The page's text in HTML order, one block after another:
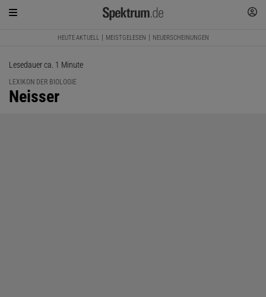
HEUTE AKTUELL MEISTGELESEN NEUERSCHEINUNGEN
Lesedauer ca. 1 Minute
LEXIKON DER BIOLOGIE
:
Neisser